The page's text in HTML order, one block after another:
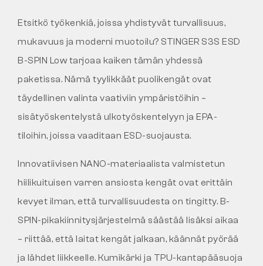
Etsitkö työkenkiä, joissa yhdistyvät turvallisuus,
mukavuus ja moderni muotoilu? STINGER S3S ESD
B-SPIN Low tarjoaa kaiken tämän yhdessä
paketissa. Nämä tyylikkäät puolikengät ovat
täydellinen valinta vaativiin ympäristöihin –
sisätyöskentelystä ulkotyöskentelyyn ja EPA-
tiloihin, joissa vaaditaan ESD-suojausta.
Innovatiivisen NANO-materiaalista valmistetun
hiilikuituisen varren ansiosta kengät ovat erittäin
kevyet ilman, että turvallisuudesta on tingitty. B-
SPIN-pikakiinnitysjärjestelmä säästää lisäksi aikaa
– riittää, että laitat kengät jalkaan, käännät pyörää
ja lähdet liikkeelle. Kumikärki ja TPU-kantapääsuoja